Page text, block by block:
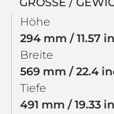
Höhe
294 mm / 11.57
Breite
569 mm / 22.4
Tiefe
491 mm / 19.33